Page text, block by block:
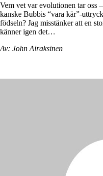
Vem vet var evolutionen tar oss
kanske Bubbis “vara kär”-
födseln? Jag misstänker att en
känner igen det…
Av: John Airaksinen